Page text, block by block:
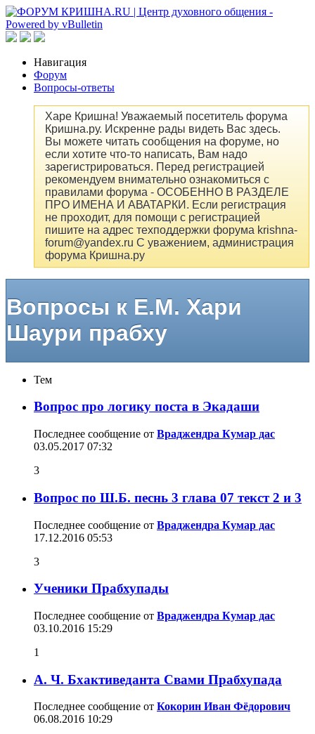
Навигация
Форум
Вопросы-ответы
Харе Кришна! Уважаемый посетитель форума
Кришна.ру. Искренне рады видеть Вас здесь.
Вы можете читать сообщения на форуме, но
если хотите что-то написать, Вам надо
зарегистрироваться. Перед регистрацией
рекомендуем внимательно ознакомиться с
правилами форума - ОСОБЕННО В РАЗДЕЛЕ
ПРО ИМЕНА И АВАТАРКИ. Если регистрация
не проходит, для помощи с регистрацией
пишите на адрес техподдержки форума krishna-
forum@yandex.ru С уважением, администрация
форума Кришна.ру
Вопросы к Е.М. Хари
Шаури прабху
Тем
Вопрос про логику поста в Экадаши
Последнее сообщение от Враджендра Кумар дас
03.05.2017 07:32
3
Вопрос по Ш.Б. песнь 3 глава 07 текст 2 и 3
Последнее сообщение от Враджендра Кумар дас
17.12.2016 05:53
3
Ученики Прабхупады
Последнее сообщение от Враджендра Кумар дас
03.10.2016 15:29
1
А. Ч. Бхактиведанта Свами Прабхупада
Последнее сообщение от Кокорин Иван Фёдорович
06.08.2016 10:29